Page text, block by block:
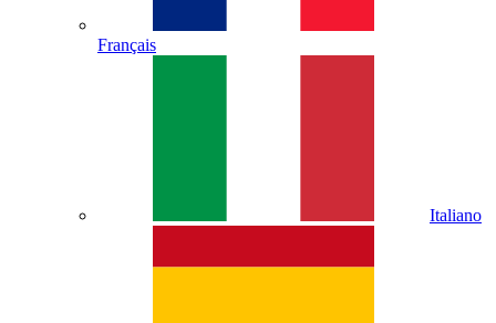
Français
Italiano